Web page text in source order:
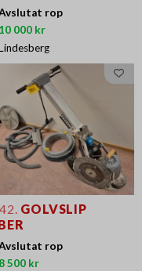
rop
10 000 kr
GOLVSLIP
rop
8 500 kr